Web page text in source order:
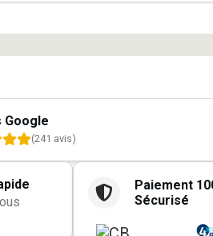
Google
(241 avis)
Paiement
Sécurisé